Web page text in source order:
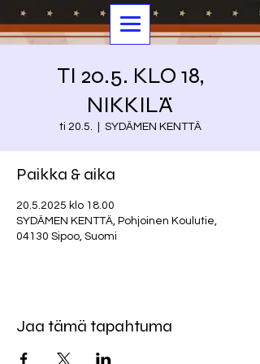
TI 20.5. KLO 18,
NIKKILÄ
ti 20.5. SYDÄMEN KENTTÄ
Paikka & aika
20.5.2025 klo 18.00
SYDÄMEN KENTTÄ, Pohjoinen Koulutie,
04130 Sipoo, Suomi
Jaa tämä tapahtuma